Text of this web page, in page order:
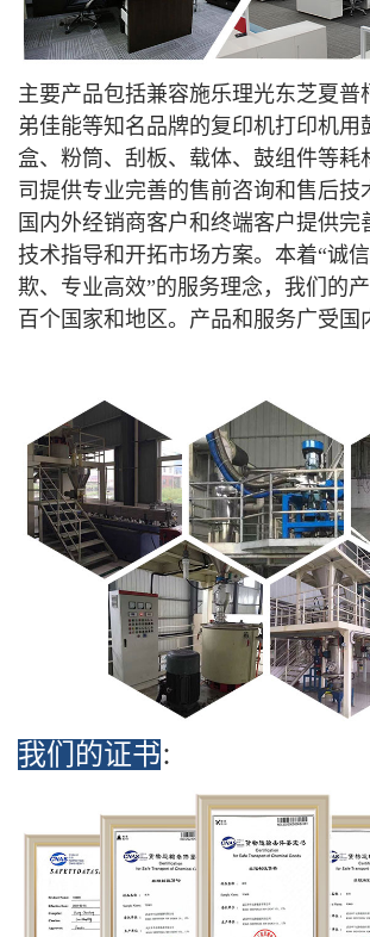
主要产品包括兼容施乐理光东芝夏普
弟佳能等知名品牌的复印机打印机用
盒、粉筒、刮板、载体、鼓组件等耗
司提供专业完善的售前咨询和售后技
国内外经销商客户和终端客户提供完
技术指导和开拓市场方案。本着“诚
欺、专业高效”的服务理念，我们的
百个国家和地区。产品和服务广受国
我们的证书：